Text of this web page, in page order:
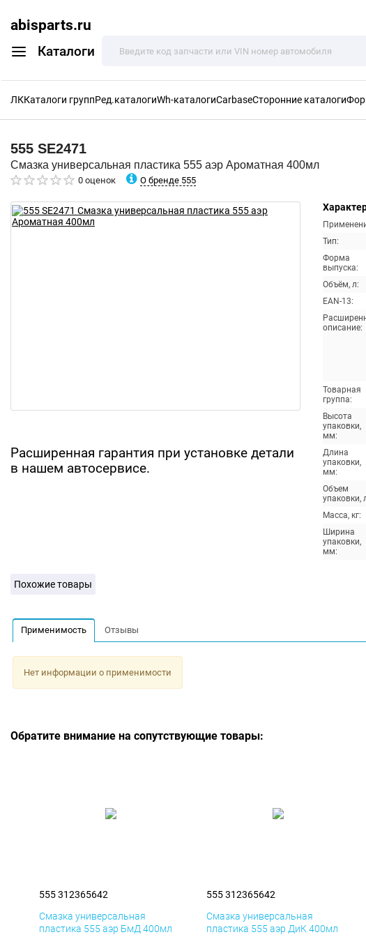
abisparts.ru
Каталоги
ЛККаталоги группРед.каталогиWh-каталогиCarbaseСторонние каталоги
555 SE2471
Смазка универсальная пластика 555 аэр Ароматная 400мл
0 оценок О бренде 555
Расширенная гарантия при установке детали
в нашем автосервисе.
Тип:
Форма
выпуска:
Объём, л:
EAN-13:
описание:
Товарная
группа:
Высота
упаковки,
мм:
Длина
упаковки,
мм:
Объем
упаковки,
Масса, кг:
Ширина
упаковки,
мм:
Похожие товары
Применимость Отзывы
Нет информации о применимости
Обратите внимание на сопутствующие товары:
555 312365642
Смазка универсальная
пластика 555 аэр БмД 400мл
555 312365642
Смазка универсальная
пластика 555 аэр ДиК 400мл